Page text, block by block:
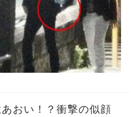
おい！？衝撃の似顔